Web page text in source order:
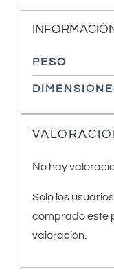
PESO
No hay
Solo los
comprado este
valoración.